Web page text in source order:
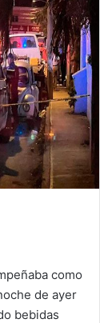
como
de ayer
bebidas